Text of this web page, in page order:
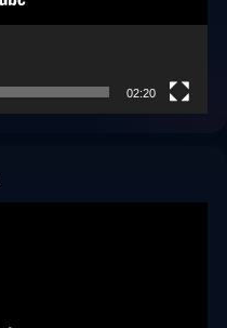
02:20